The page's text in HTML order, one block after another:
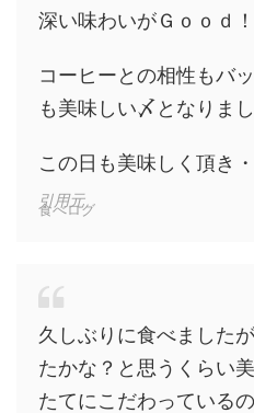
深い味わいがＧｏｏｄ！
コーヒーとの相性もバ
も美味しい〆となりま
この日も美味しく頂き
引用元
食べログ
久しぶりに食べました
たかな？と思うくらい
たてにこだわっている